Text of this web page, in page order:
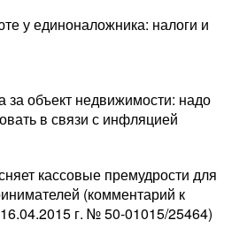
у единоналожника: налоги и
за объект недвижимости: надо
в связи с инфляцией
кассовые премудрости для
(комментарий к
г. № 50-01015/25464)